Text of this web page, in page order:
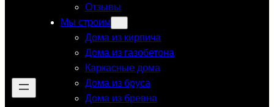
Отзывы
Мы строим
Дома из кирпича
Дома из газобетона
Каркасные дома
Дома из бруса
Дома из бревна